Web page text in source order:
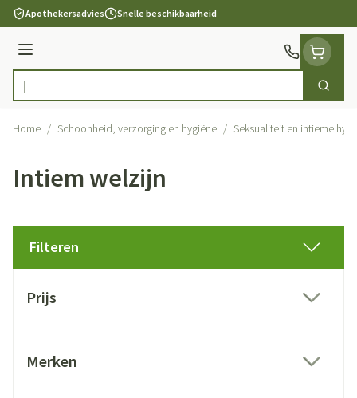
Ga naar de inhoud
Apothekersadvies Snelle beschikbaarheid
Menu
Product, merk, categorie... Zoek
Home / Schoonheid, verzorging en hygiëne / Seksualiteit en intieme
Intiem welzijn
Filteren
Prijs
Merken